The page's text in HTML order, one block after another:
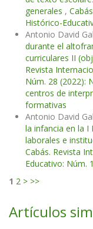
generales ,
Histórico-
Antonio David
durante el
curriculares II
Revista
Núm. 28 (2022):
centros de
formativas
Antonio David
la infancia en la I
laborales e
Cabás. Revista
Educativo: Núm.
1 2 > >>
Artículos